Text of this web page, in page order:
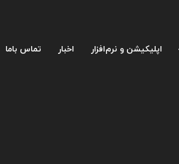
اپلیکیشن و نرم‌افزار اخبار تماس باما